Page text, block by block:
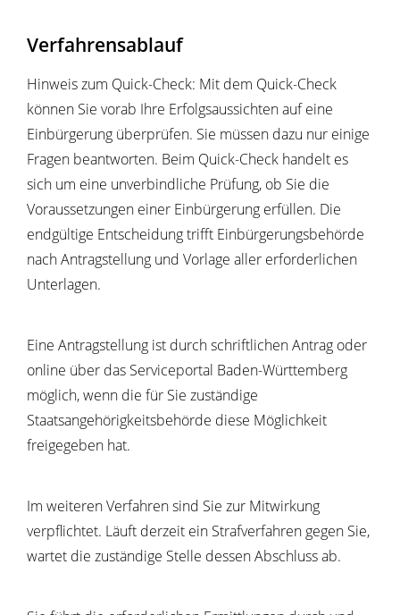
Verfahrensablauf
Hinweis zum Quick-Check: Mit dem Quick-Check
können Sie vorab Ihre Erfolgsaussichten auf eine
Einbürgerung überprüfen. Sie müssen dazu nur einige
Fragen beantworten. Beim Quick-Check handelt es
sich um eine unverbindliche Prüfung, ob Sie die
Voraussetzungen einer Einbürgerung erfüllen. Die
endgültige Entscheidung trifft Einbürgerungsbehörde
nach Antragstellung und Vorlage aller erforderlichen
Unterlagen.
Eine Antragstellung ist durch schriftlichen Antrag oder
online über das Serviceportal Baden-Württemberg
möglich, wenn die für Sie zuständige
Staatsangehörigkeitsbehörde diese Möglichkeit
freigegeben hat.
Im weiteren Verfahren sind Sie zur Mitwirkung
verpflichtet. Läuft derzeit ein Strafverfahren gegen Sie,
wartet die zuständige Stelle dessen Abschluss ab.